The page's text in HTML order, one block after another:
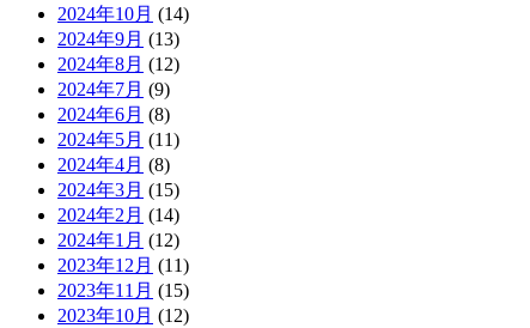
2024年10月 (14)
2024年9月 (13)
2024年8月 (12)
2024年7月 (9)
2024年6月 (8)
2024年5月 (11)
2024年4月 (8)
2024年3月 (15)
2024年2月 (14)
2024年1月 (12)
2023年12月 (11)
2023年11月 (15)
2023年10月 (12)